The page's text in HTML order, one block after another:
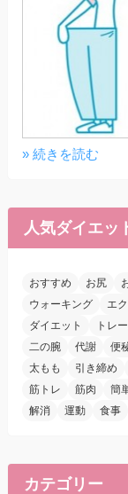
» 続きを読む
人気ダイエッ
おすすめ お尻
ウォーキング
エ
ダイエット
トレ
二の腕
代謝 便
太もも
引き締め
筋トレ
筋肉 簡
解消
運動 食事
カテゴリー